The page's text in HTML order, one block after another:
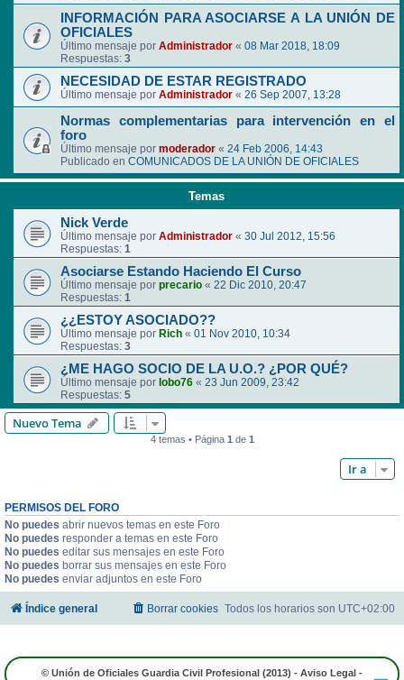
INFORMACIÓN PARA ASOCIARSE A LA UNIÓN DE
OFICIALES
Último mensaje por Administrador « 08 Mar 2018, 18:09
Respuestas: 3
NECESIDAD DE ESTAR REGISTRADO
Último mensaje por Administrador « 26 Sep 2007, 13:28
Normas complementarias para intervención en el
foro
Último mensaje por moderador « 24 Feb 2006, 14:43
Publicado en COMUNICADOS DE LA UNIÓN DE OFICIALES
Temas
Nick Verde
Último mensaje por Administrador « 30 Jul 2012, 15:56
Respuestas: 1
Asociarse Estando Haciendo El Curso
Último mensaje por precario « 22 Dic 2010, 20:47
Respuestas: 1
¿¿ESTOY ASOCIADO??
Último mensaje por Rich « 01 Nov 2010, 10:34
Respuestas: 3
¿ME HAGO SOCIO DE LA U.O.? ¿POR QUÉ?
Último mensaje por lobo76 « 23 Jun 2009, 23:42
Respuestas: 5
Nuevo Tema
4 temas • Página 1de 1
Ir a
PERMISOS DEL FORO
No puedes abrir nuevos temas en este Foro
No puedes responder a temas en este Foro
No puedes editar sus mensajes en este Foro
No puedes borrar sus mensajes en este Foro
No puedes enviar adjuntos en este Foro
Índice general Todos los horarios son UTC+02:00
Borrar cookies
© Unión de Oficiales Guardia Civil Profesional (2013) - Aviso Legal -